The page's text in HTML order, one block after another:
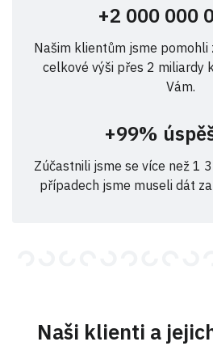
+2 000 000
Našim klientům jsme
celkové výši přes 2 miliardy
Vám.
+99%
Zúčastnili jsme se více než 1
případech jsme museli dát
Naši klienti a